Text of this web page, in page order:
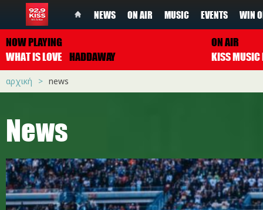
NEWS ON AIR MUSIC EVENTS WIN
NOW PLAYING
WHAT IS LOVE HADDAWAY
ON AIR
αρχική news
News